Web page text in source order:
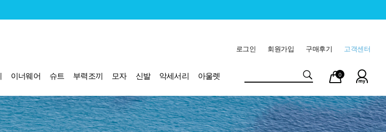
고객센터
구매후기
회원가입
로그인
이너웨어 슈트 부력조끼 모자 신발 악세서리
아울렛
마이
페이
장바
구니
0